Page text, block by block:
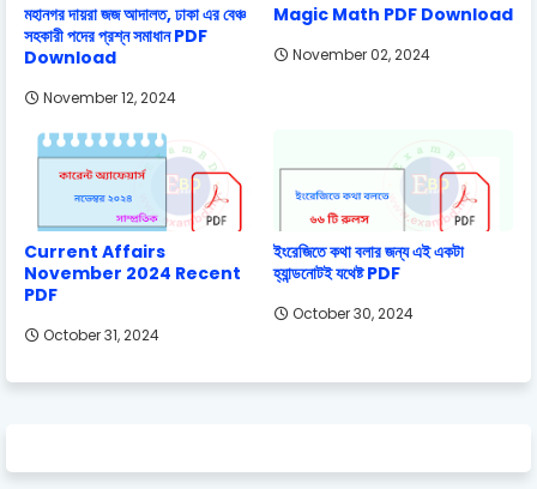
মহানগর দায়রা জজ আদালত, ঢাকা এর বেঞ্চ
সহকারী পদের প্রশ্ন সমাধান PDF
Download
November 12, 2024
Magic Math PDF Download
November 02, 2024
Current Affairs
November 2024 Recent
PDF
October 31, 2024
ইংরেজিতে কথা বলার জন্য এই একটা
হ্যান্ডনোটই যথেষ্ট PDF
October 30, 2024